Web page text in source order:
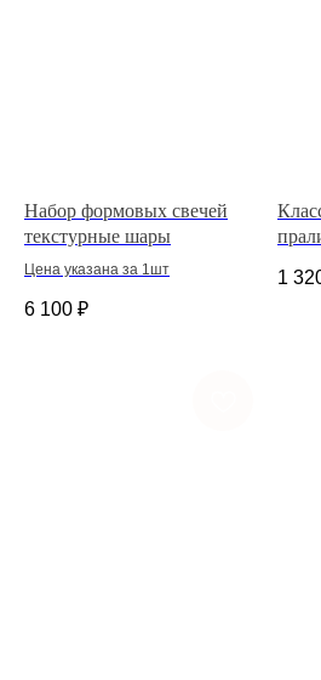
Набор формовых свечей
текстурные шары
Цена указана за 1шт
6 100 ₽
1